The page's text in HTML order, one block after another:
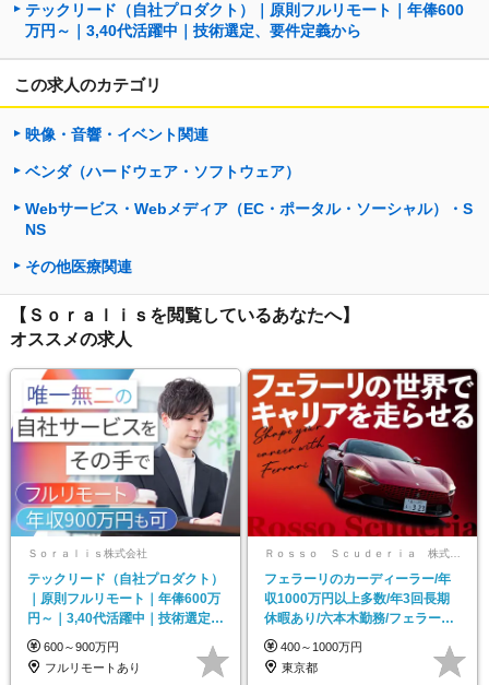
テックリード（自社プロダクト）｜原則フルリモート｜年俸600
万円～｜3,40代活躍中｜技術選定、要件定義から
この求人のカテゴリ
映像・音響・イベント関連
ベンダ（ハードウェア・ソフトウェア）
Webサービス・Webメディア（EC・ポータル・ソーシャル）・S
NS
その他医療関連
【Ｓｏｒａｌｉｓを閲覧しているあなたへ】
オススメの求人
Ｓｏｒａｌｉｓ株式会社
テックリード（自社プロダクト）
｜原則フルリモート｜年俸600万
円～｜3,40代活躍中｜技術選定、
要件定義から
600～900万円
フルリモートあり
Ｒｏｓｓｏ Ｓｃｕｄｅｒｉａ 株式会社
フェラーリのカーディーラー/年
収1000万円以上多数/年3回長期
休暇あり/六本木勤務/フェラーリ
正規ディーラー
400～1000万円
東京都